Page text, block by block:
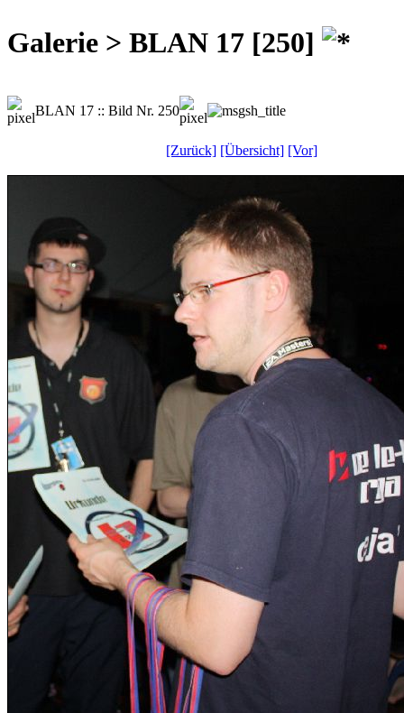
Galerie > BLAN 17 [250]
BLAN 17 :: Bild Nr. 250
[Zurück] [Übersicht] [Vor]